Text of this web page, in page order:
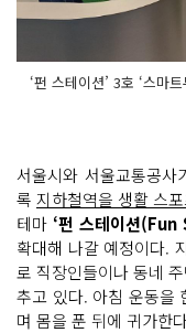
‘펀 스테이션’ 3호 ‘스마
서울시와 서울교통공
록 지하철역을 생활 스
테마 ‘펀 스테이션
확대해 나갈 예정이다.
로 직장인들이나 동네
추고 있다. 아침 운동을
며 몸을 푼 뒤에 귀가한